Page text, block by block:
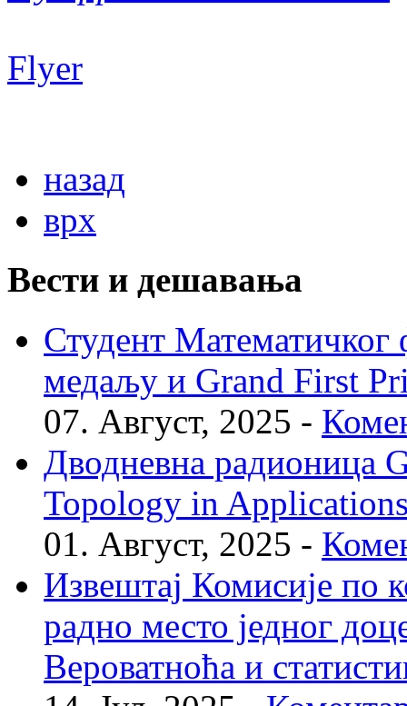
Flyer
назад
врх
Вести и дешавања
Студент Математичког
медаљу и Grand First
07. Август, 2025 -
Дводневна радионица
Topology in
01. Август, 2025 -
Извештај Комисије по
радно место једног
Вероватноћа и